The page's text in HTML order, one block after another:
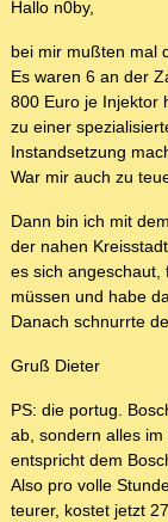
Hallo n0by,
bei mir mußten mal
Es waren 6 an der
800 Euro je Injektor
zu einer
Instandsetzung
War mir auch zu
Dann bin ich mit
der nahen
es sich angeschaut,
müssen und habe
Danach schnurrte
Gruß Dieter
PS: die portug.
ab, sondern alles
entspricht dem
Also pro volle
teurer, kostet jetzt